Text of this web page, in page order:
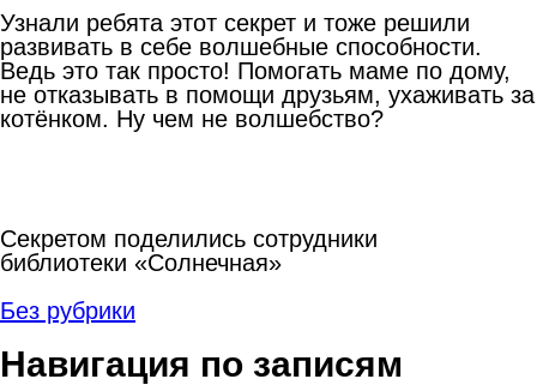
Узнали ребята этот секрет и тоже решили
развивать в себе волшебные способности.
Ведь это так просто! Помогать маме по дому,
не отказывать в помощи друзьям, ухаживать за
котёнком. Ну чем не волшебство?
Секретом поделились сотрудники
библиотеки «Солнечная»
Без рубрики
Навигация по записям